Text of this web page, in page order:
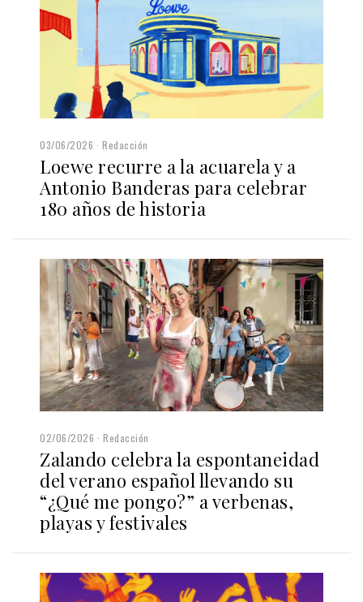
03/06/2026 Redacción
Loewe recurre a la acuarela y a
Antonio Banderas para celebrar
180 años de historia
02/06/2026 Redacción
Zalando celebra la espontaneidad
del verano español llevando su
“¿Qué me pongo?” a verbenas,
playas y festivales